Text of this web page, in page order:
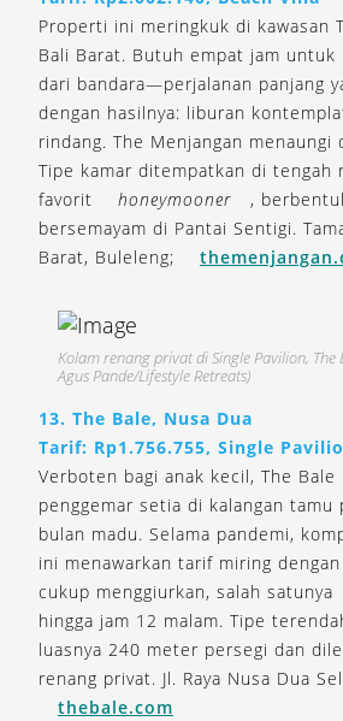
Properti ini meringkuk di kawasan
Bali Barat. Butuh empat jam untuk
dari bandara—perjalanan panjang
dengan hasilnya: liburan
rindang. The Menjangan menaungi
Tipe kamar ditempatkan di tengah
favorit
honeymooner
,
bersemayam di Pantai Sentigi.
Barat, Buleleng;
Kolam renang privat di Single Pavilion, The
Agus Pande/Lifestyle Retreats)
13. The Bale, Nusa Dua
Tarif: Rp1.756.755, Single
Verboten bagi anak kecil, The Bale
penggemar setia di kalangan tamu
bulan madu. Selama pandemi,
ini menawarkan tarif miring
cukup menggiurkan, salah satunya
hingga jam 12 malam. Tipe
luasnya 240 meter persegi dan
renang privat. Jl. Raya Nusa Dua
thebale.com